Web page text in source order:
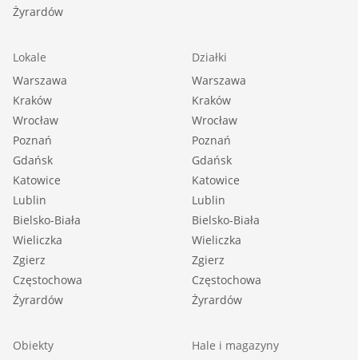
Żyrardów
Lokale
Warszawa
Kraków
Wrocław
Poznań
Gdańsk
Katowice
Lublin
Bielsko-Biała
Wieliczka
Zgierz
Częstochowa
Żyrardów
Działki
Warszawa
Kraków
Wrocław
Poznań
Gdańsk
Katowice
Lublin
Bielsko-Biała
Wieliczka
Zgierz
Częstochowa
Żyrardów
Obiekty
Hale i magazyny